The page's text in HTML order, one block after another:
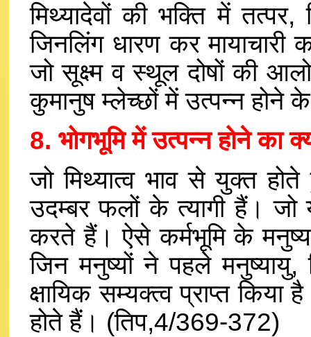
मिथ्यादेवों की भक्ति में
जिनलिंग धारण कर
जो सूक्ष्म व स्थूल दोषों की
कुमानुष म्लेच्छों में उत्पन्न
8. भोगभूमि में उत्पन्न होने का
जो मिथ्यात्व भाव से युक्त
उदम्बर फलों के त्यागी हैं। जो
करते हैं। ऐसे कर्मभूमि के मनुष्य
जिन मनुष्यों ने पहले मनुष्यायु,
क्षायिक सम्यक्त्व प्राप्त किया
होते हैं। (तिप,4/369-372)